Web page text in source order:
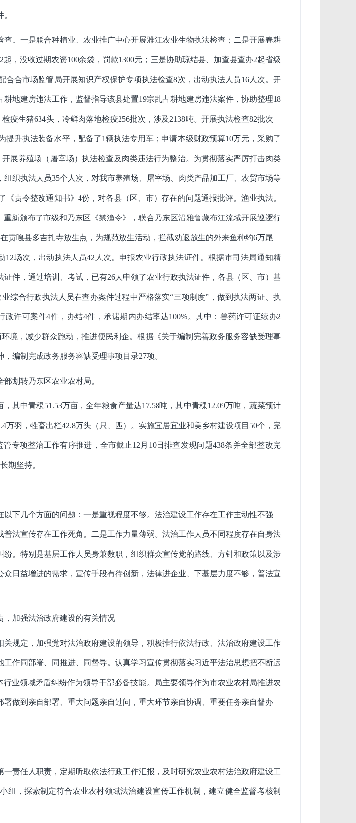
。 一是联合种植业、农业推广中心开展雅江农业生物执法检查；二是开展春耕
2起，没收过期农资100余袋，罚款1300元；三是协助琼结县、加查县查办2起省级
合合市场监管局开展知识产权保护专项执法检查8次，出动执法人员16人 次。 开
地建房违法工作，监督指导该县处置19宗乱占耕地建房违法案件，协助整理18
检疫生猪634头，冷鲜肉落地检疫256批次，涉及 2138吨。开展执法检查82批次，
提升执法装备水平，配备了1辆执法专用车；申请本级财政预算10万元，采购了
开展养殖场（屠宰场）执法检查及肉类违法行为整治。 为贯彻落实严厉打击肉类
组织执法人员35个人次，对我市养殖场、屠宰场、肉类产品加工厂、农贸市场等
《责令整改通知书》 4份，对各县（区、市）存在的问题通报批评。 渔业执法。
重新颁布了市级和乃东区《禁渔令》，联合乃东区沿雅鲁藏布江流域开展巡逻行
贡嘎县多吉扎寺放生点，为规范放生活动，拦截劝返放生的外来鱼种约6万尾，
12场次，出动执法人员42 人次。 申报农业行政执法证件。 根据市司法局通知精
件，通过培训、考试， 已有26 人申领了农业行政执法证件，各县（区、市）基
业综合行政执法人员在查办案件过程中严格落实“三项制度”，做到执法两证、执
政许可案件4件，办结4件，承诺期内办结率达100%。其中：兽药许可证续办2
境，减少群众跑动，推进便民利企。根据《关于编制完善政务服务容缺受理事
， 编制完成政务服务容缺受理事项目录27项。
划转乃东区农业农村局。
，其中青稞51.53万亩，全年粮食产量达17.58吨，其中青稞12.09万吨，蔬菜预计
万羽，牲畜出栏42.8万头（只、匹）。实施宜居宜业和美乡村建设项目 50个，完
管专项整治工作有序推进，全市截止12 月 10日排查发现问题438条并全部整改完
期坚持。
下几个方面的问题： 一是重视程度不够。 法治建设工作存在工作主动性不强，
法宣传存在工作死角。 二是工作力量薄弱。 法治工作人员不同程度存在自身法
纷。特别是基层工作人员身兼数职，组织群众宣传党的路线、方针和政策以及涉
众日益增进的需求，宣传手段有待创新，法律进企业、下基层力度不够，普法宣
，加强法治政府建设的有关情况
规定，加强党对法治政府建设的领导，积极推行依法行政、法治政府建设工作
作同部署、同推进、同督导。认真学习宣传贯彻落实习近平法治思想把不断运
行业领域矛盾纠纷作为领导干部必备技能。局主要领导作为市农业农村局推进农
做到亲自部署、重大问题亲自过问，重大环节亲自协调、重要任务亲自督办，
责任人职责，定期听取依法行政工作汇报，及时研究农业农村法治政府建设工
组，探索制定符合农业农村领域法治建设宣传工作机制，建立健全监督考核制